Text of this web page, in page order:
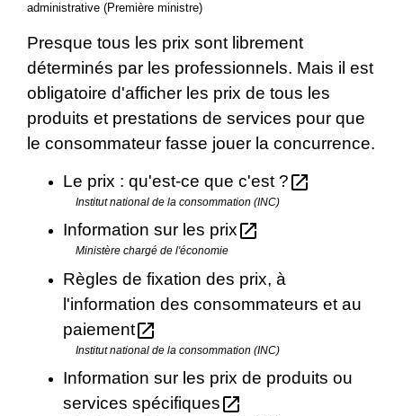
administrative (Première ministre)
Presque tous les prix sont librement
déterminés par les professionnels. Mais il est
obligatoire d'afficher les prix de tous les
produits et prestations de services pour que
le consommateur fasse jouer la concurrence.
Le prix : qu'est-ce que c'est ?open_in_new
Institut national de la consommation (INC)
Information sur les prixopen_in_new
Ministère chargé de l'économie
Règles de fixation des prix, à
l'information des consommateurs et au
paiementopen_in_new
Institut national de la consommation (INC)
Information sur les prix de produits ou
services spécifiquesopen_in_new